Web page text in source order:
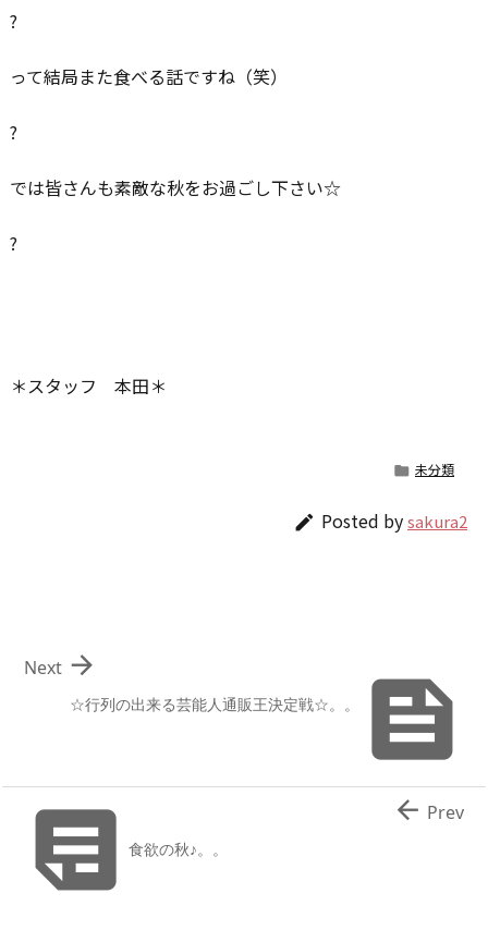
?
って結局また食べる話ですね（笑）
?
では皆さんも素敵な秋をお過ごし下さい☆
?
＊スタッフ 本田＊
 未分類
 Posted bysakura2

☆行列の出来る芸能人通販王決定戦☆。。

Next
食欲の秋♪。。
 Prev